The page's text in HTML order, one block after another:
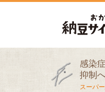
感染
抑制
スーパ